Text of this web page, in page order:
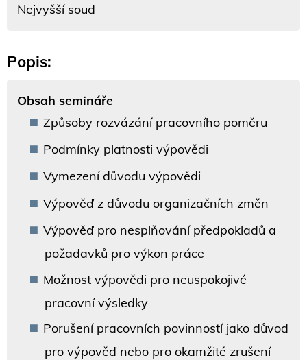
Nejvyšší soud
Popis:
Obsah semináře
Způsoby rozvázání pracovního poměru
Podmínky platnosti výpovědi
Vymezení důvodu výpovědi
Výpověď z důvodu organizačních změn
Výpověď pro nesplňování předpokladů a
požadavků pro výkon práce
Možnost výpovědi pro neuspokojivé
pracovní výsledky
Porušení pracovních povinností jako důvod
pro výpověď nebo pro okamžité zrušení